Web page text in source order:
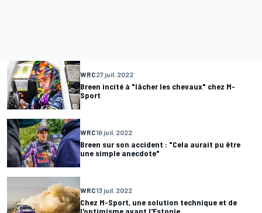
WRC27 juil. 2022
Breen incité à "lâcher les chevaux" chez M-
Sport
WRC16 juil. 2022
Breen sur son accident : "Cela aurait pu être
une simple anecdote"
WRC13 juil. 2022
Chez M-Sport, une solution technique et de